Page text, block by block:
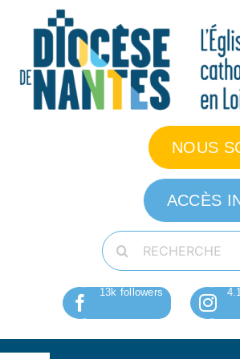
NOUS
ACCÈS
Rechercher: